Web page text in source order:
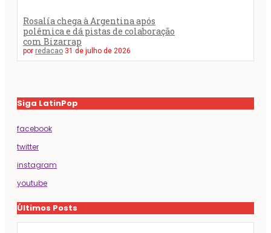
Rosalía chega à Argentina após
polêmica e dá pistas de colaboração
com Bizarrap
por redacao 31 de julho de 2026
Siga LatinPop
facebook
twitter
instagram
youtube
Últimos Posts